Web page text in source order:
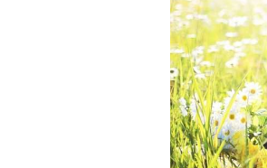
6. セックスを
7. セックスを
8. セックスを
9. 強引にセッ
10. 強引にセ